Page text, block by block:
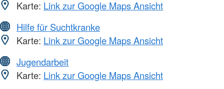
Karte: Link zur Google Maps Ansicht
Hilfe für Suchtkranke
Karte: Link zur Google Maps Ansicht
Jugendarbeit
Karte: Link zur Google Maps Ansicht